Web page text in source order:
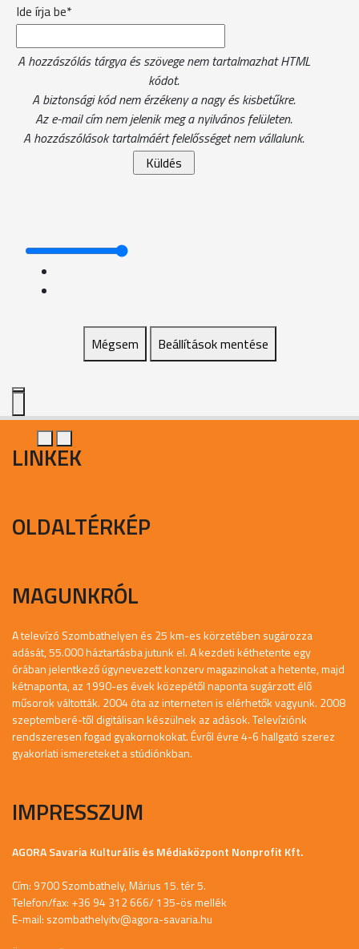
Ide írja be*
A hozzászólás tárgya és szövege nem tartalmazhat HTML
kódot.
A biztonsági kód nem érzékeny a nagy és kisbetűkre.
Az e-mail cím nem jelenik meg a nyilvános felületen.
A hozzászólások tartalmáért felelősséget nem vállalunk.
Mégsem Beállítások mentése
LINKEK
OLDALTÉRKÉP
MAGUNKRÓL
A televízó Szombathelyen és 25 km-es körzetében sugározza
adását, 55.000 háztartásba jutunk el. A kezdeti kéthetente egy
órában jelentkező úgynevezett konzerv magazinokat a hetente, majd
kétnaponta, az 1990-es évek közepétől naponta sugárzott élő
műsorok váltották. 2004 óta az interneten is elérhetők vagyunk. 2008
szeptemberé-től digitálisan készülnek az adások. Televíziónk
rendszeresen fogad gyakornokokat. Évről évre 4-6 hallgató szerez
gyakorlati ismereteket a stúdiónkban.
IMPRESSZUM
AGORA Savaria Kulturális és Médiaközpont Nonprofit Kft.
Cím: 9700 Szombathely, Márius 15. tér 5.
Telefon/fax: +36 94 312 666/ 135-ös mellék
E-mail: szombathelyitv@agora-savaria.hu